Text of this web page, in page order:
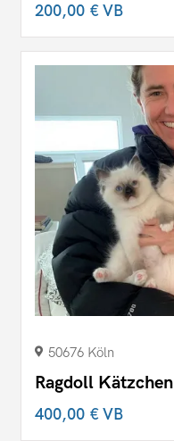
200,00 €VB
50676 Köln
Ragdoll Kätzchen
400,00 €VB